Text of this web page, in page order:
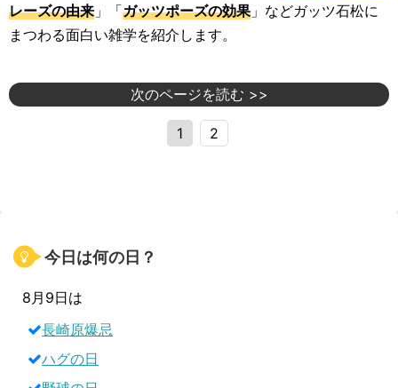
レーズの由来 」「ガッツポーズの効果」などガッツ石松に
まつわる面白い雑学を紹介します。
次のページを読む >>
1 2
今日は何の日？
8月9日は
長崎原爆忌
ハグの日